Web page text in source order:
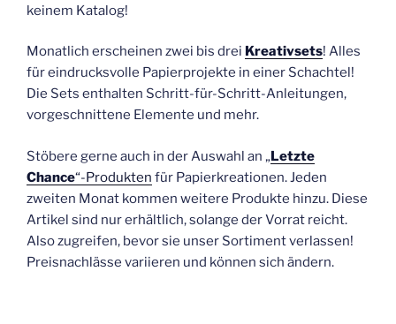
keinem Katalog!
Monatlich erscheinen zwei bis drei Kreativsets! Alles
für eindrucksvolle Papierprojekte in einer Schachtel!
Die Sets enthalten Schritt-für-Schritt-Anleitungen,
vorgeschnittene Elemente und mehr.
Stöbere gerne auch in der Auswahl an „Letzte
Chance“-Produkten für Papierkreationen. Jeden
zweiten Monat kommen weitere Produkte hinzu. Diese
Artikel sind nur erhältlich, solange der Vorrat reicht.
Also zugreifen, bevor sie unser Sortiment verlassen!
Preisnachlässe variieren und können sich ändern.